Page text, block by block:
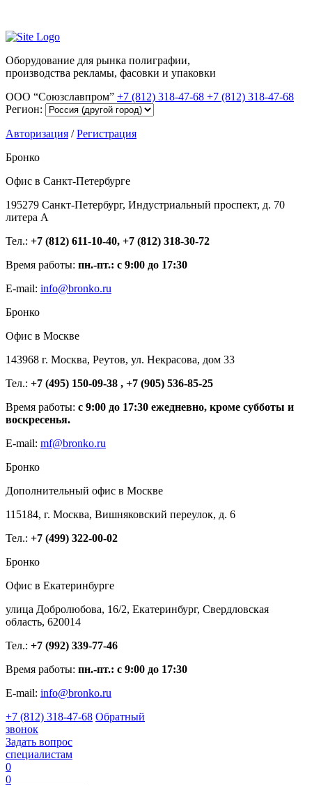
Оборудование для рынка полиграфии,
производства рекламы, фасовки и упаковки
ООО “Союзславпром” +7 (812) 318-47-68 +7 (812) 318-47-68
Регион:
Авторизация /Регистрация
Бронко
Офис в Санкт-Петербурге
195279 Санкт-Петербург, Индустриальный проспект, д. 70
литера А
Тел.: +7 (812) 611-10-40, +7 (812) 318-30-72
Время работы: пн.-пт.: с 9:00 до 17:30
E-mail: info@bronko.ru
Бронко
Офис в Москве
143968 г. Москва, Реутов, ул. Некрасова, дом 33
Тел.: +7 (495) 150-09-38 , +7 (905) 536-85-25
Время работы: с 9:00 до 17:30 ежедневно, кроме субботы и
воскресенья.
E-mail: mf@bronko.ru
Бронко
Дополнительный офис в Москве
115184, г. Москва, Вишняковский переулок, д. 6
Тел.: +7 (499) 322-00-02
Бронко
Офис в Екатеринбурге
улица Добролюбова, 16/2, Екатеринбург, Свердловская
область, 620014
Тел.: +7 (992) 339-77-46
Время работы: пн.-пт.: с 9:00 до 17:30
E-mail: info@bronko.ru
+7 (812) 318-47-68 Обратный
звонок
Задать вопрос
специалистам
0
0